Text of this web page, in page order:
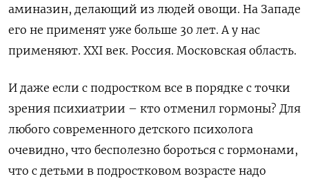
аминазин, делающий из людей овощи. На Западе
его не применят уже больше 30 лет. А у нас
применяют. XXI век. Россия. Московская область.
И даже если с подростком все в порядке с точки
зрения психиатрии – кто отменил гормоны? Для
любого современного детского психолога
очевидно, что бесполезно бороться с гормонами,
что с детьми в подростковом возрасте надо